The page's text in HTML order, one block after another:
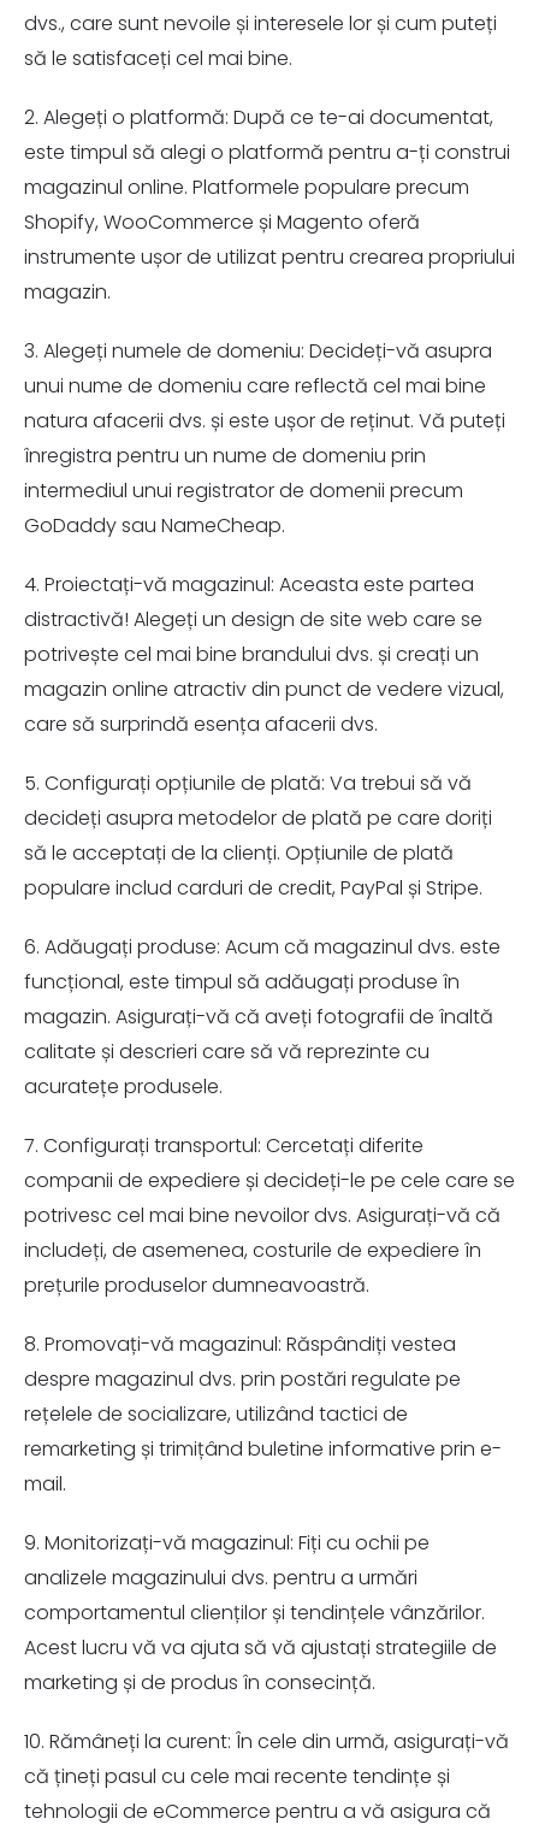
dvs., care sunt nevoile și interesele lor și cum puteți
să le satisfaceți cel mai bine.
2. Alegeți o platformă: După ce te-ai documentat,
este timpul să alegi o platformă pentru a-ți construi
magazinul online. Platformele populare precum
Shopify, WooCommerce și Magento oferă
instrumente ușor de utilizat pentru crearea propriului
magazin.
3. Alegeți numele de domeniu: Decideți-vă asupra
unui nume de domeniu care reflectă cel mai bine
natura afacerii dvs. și este ușor de reținut. Vă puteți
înregistra pentru un nume de domeniu prin
intermediul unui registrator de domenii precum
GoDaddy sau NameCheap.
4. Proiectați-vă magazinul: Aceasta este partea
distractivă! Alegeți un design de site web care se
potrivește cel mai bine brandului dvs. și creați un
magazin online atractiv din punct de vedere vizual,
care să surprindă esența afacerii dvs.
5. Configurați opțiunile de plată: Va trebui să vă
decideți asupra metodelor de plată pe care doriți
să le acceptați de la clienți. Opțiunile de plată
populare includ carduri de credit, PayPal și Stripe.
6. Adăugați produse: Acum că magazinul dvs. este
funcțional, este timpul să adăugați produse în
magazin. Asigurați-vă că aveți fotografii de înaltă
calitate și descrieri care să vă reprezinte cu
acuratețe produsele.
7. Configurați transportul: Cercetați diferite
companii de expediere și decideți-le pe cele care se
potrivesc cel mai bine nevoilor dvs. Asigurați-vă că
includeți, de asemenea, costurile de expediere în
prețurile produselor dumneavoastră.
8. Promovați-vă magazinul: Răspândiți vestea
despre magazinul dvs. prin postări regulate pe
rețelele de socializare, utilizând tactici de
remarketing și trimițând buletine informative prin e-
mail.
9. Monitorizați-vă magazinul: Fiți cu ochii pe
analizele magazinului dvs. pentru a urmări
comportamentul clienților și tendințele vânzărilor.
Acest lucru vă va ajuta să vă ajustați strategiile de
marketing și de produs în consecință.
10. Rămâneți la curent: În cele din urmă, asigurați-vă
că țineți pasul cu cele mai recente tendințe și
tehnologii de eCommerce pentru a vă asigura că